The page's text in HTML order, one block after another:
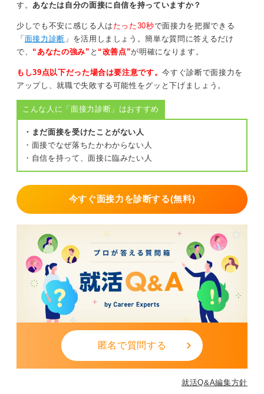
【本文】 株式会社〇〇 人事部 〇〇様
お忙しいなか、説明会の日程についてご連絡いただき、
誠にありがとうございます。
内容を確認し、〇月〇日〇時に伺う予定で承知いたしま
した。
当日はどうぞよろしくお願いいたします。
〇〇大学 △△学部 ⛤学科
田中 太郎
電話番号 090-0000-0000
メール xxxx@gmail.com
改行を活用して見た目にもバランスの良い返信を目
指す
企業から送られてきたメールの件名を変えずにReを付け
たまま返信するのがビジネスマナーです。
適宜、改行や空白を活用してバランス良く表示されるよ
うにすると好印象を残せます。
メールは企業の担当者への配慮を伝える機会です。
1
す。あなたは自分の面接に自信を持っていますか？
少しでも不安に感じる人は たった30秒で面接力を把握できる
「 面接力診断 」を活用しましょう。簡単な質問に答えるだけ
で、 “あなたの強み” と “改善点”が明確になります。
もし39点以下だった場合は要注意です。今すぐ診断で面接力を
アップし、就職で失敗する可能性をグッと下げましょう。
こんな人に「面接力診断」はおすすめ
・まだ面接を受けたことがない人
・面接でなぜ落ちたかわからない人
・自信を持って、面接に臨みたい人
今すぐ面接力を診断する(無料)
匿名で質問する
就活Q&A編集方針